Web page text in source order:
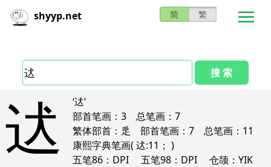
shyyp.net 简 繁
搜 索
迖
‘迖’
部首笔画： 3 总笔画： 7
繁体部首： 辵 部首笔画： 7 总笔画： 11
康熙字典笔画( 迖:11； )
五笔86： DPI 五笔98： DPI 仓颉： YIK